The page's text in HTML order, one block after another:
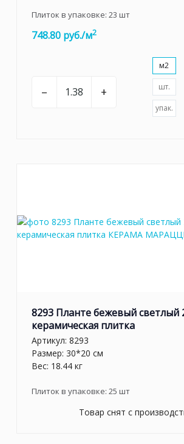
Плиток в упаковке: 23 шт
748.80 руб./м2
– +
м2
шт.
упак.
8293 Планте бежевый светлый
керамическая плитка
Артикул: 8293
Размер: 30*20 см
Вес: 18.44 кг
Плиток в упаковке: 25 шт
Товар снят с